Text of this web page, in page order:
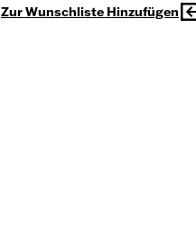
Zur Wunschliste Hinzufügen